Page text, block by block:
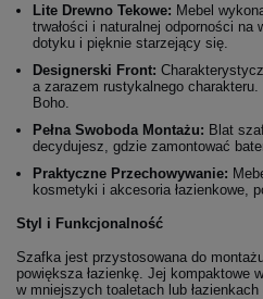
Lite Drewno Tekowe: Mebel
trwałości i naturalnej odporności
dotyku i pięknie starzejący się.
Designerski Front:
a zarazem rustykalnego
Boho.
Pełna Swoboda Montażu: Blat
decydujesz, gdzie zamontować
Praktyczne Przechowywanie:
kosmetyki i akcesoria łazienkowe,
Styl i Funkcjonalność
Szafka jest przystosowana do
powiększa łazienkę. Jej kompaktowe
w mniejszych toaletach lub łazienkach